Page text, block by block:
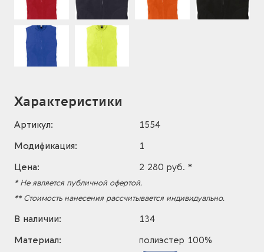
Характеристики
Артикул:
1554
Модификация:
1
Цена:
2 280 руб. *
* Не является публичной офертой.
** Стоимость нанесения рассчитывается индивидуально.
В наличии:
134
Материал:
полиэстер 100%